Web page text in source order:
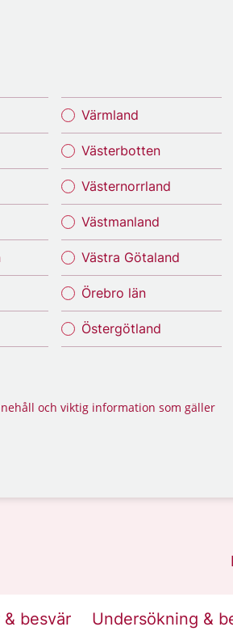
Värmland
Västerbotten
Västernorrland
Västmanland
Västra Götaland
Örebro län
Östergötland
och viktig information som gäller
& besvär Undersökning &